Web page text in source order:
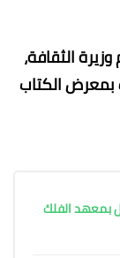
الثقافة،
بمعرض الكتاب
بمعهد الفلك